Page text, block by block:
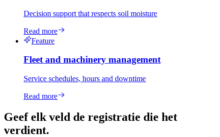
Decision support that respects soil moisture
Read more
Feature
Fleet and machinery management
Service schedules, hours and downtime
Read more
Geef elk veld de registratie die het
verdient.